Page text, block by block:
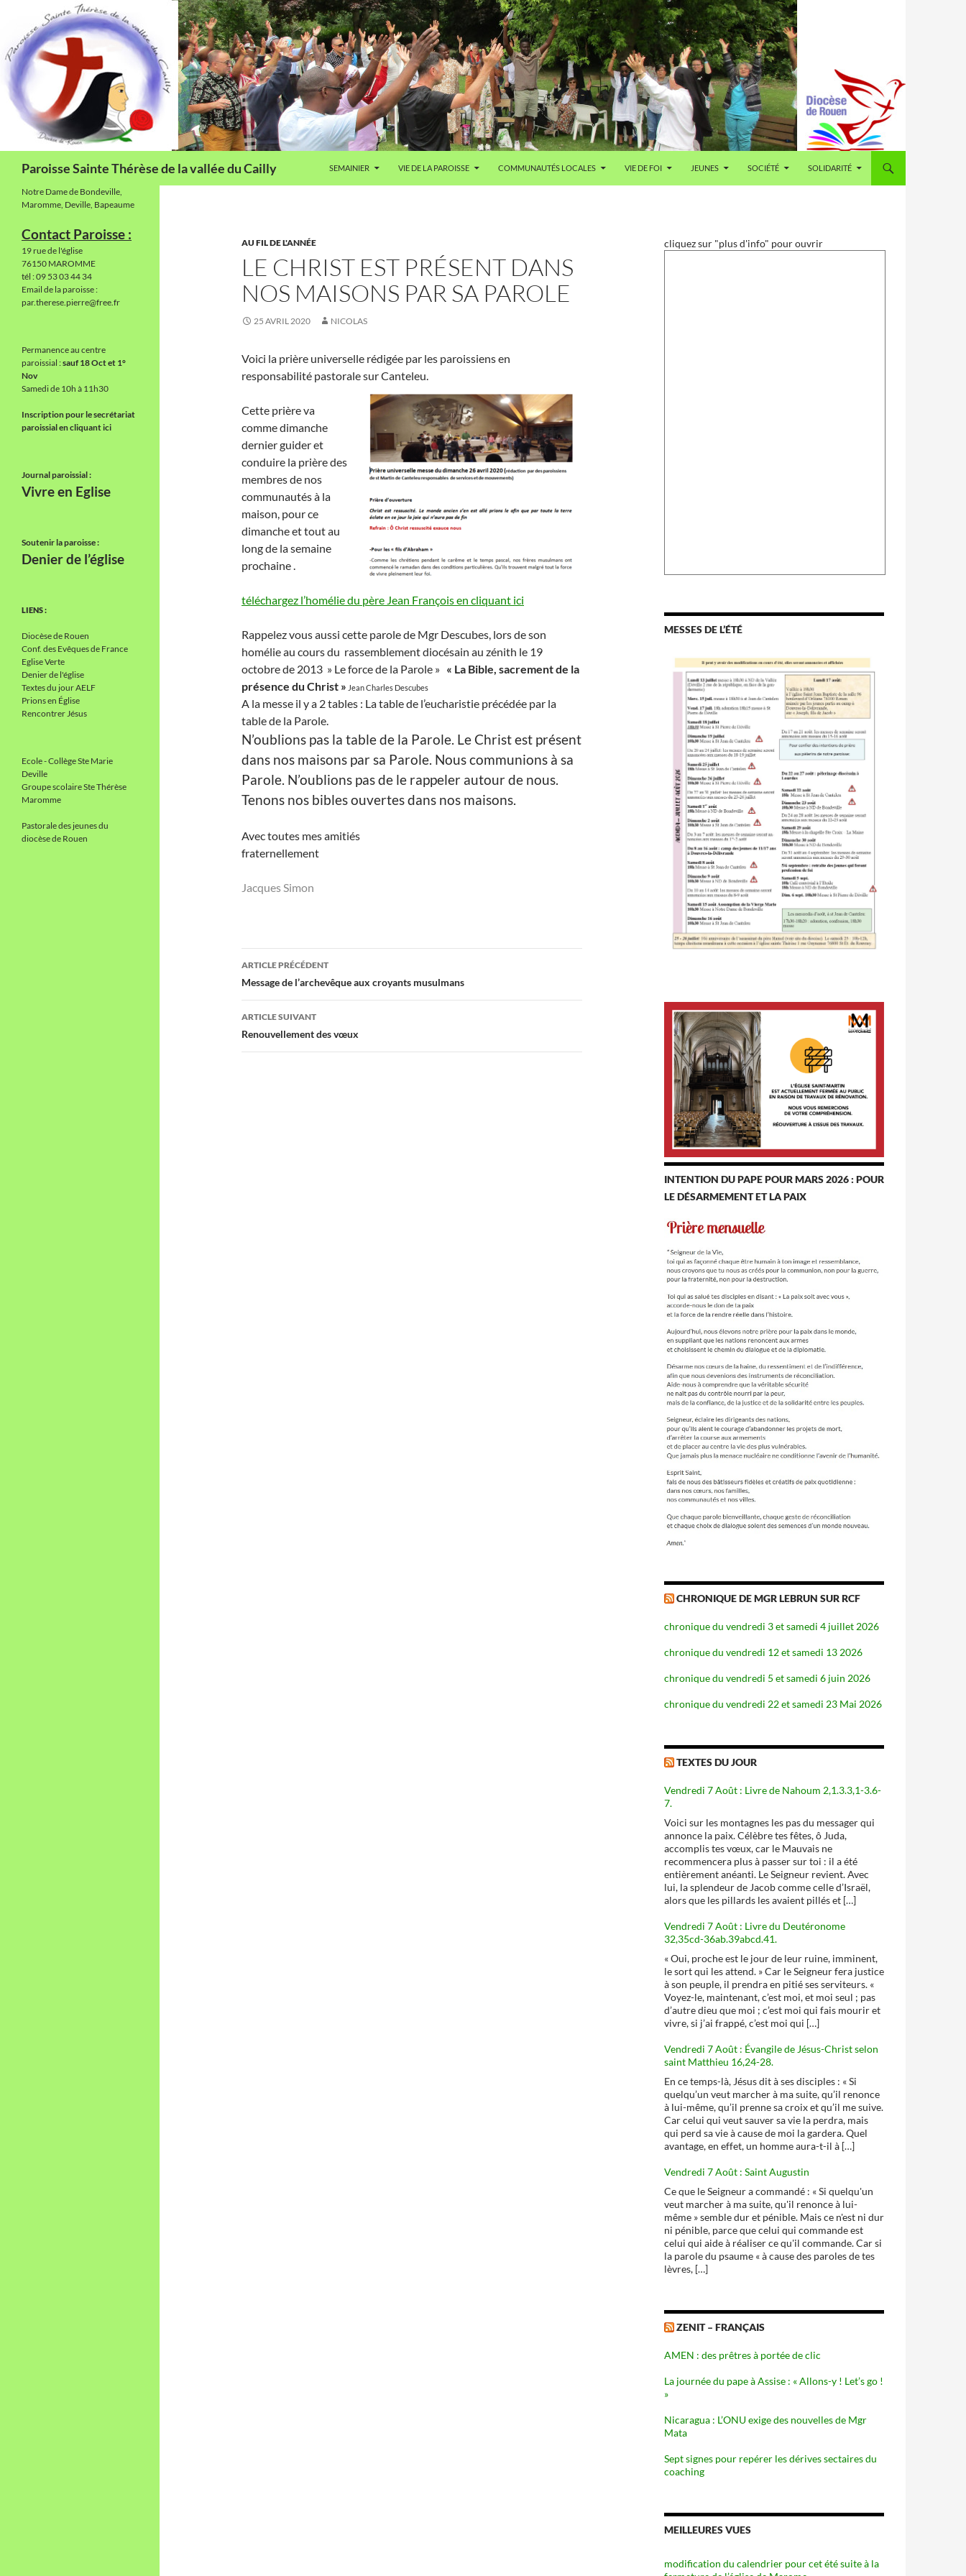
contenu
Paroisse Sainte Thérèse de la vallée du Cailly SEMAINIER VIE DE LA PAROISSE COMMUNAUTÉS LOCALES VIE DE FOI JEUNES SOCIÉTÉ SOLIDARITÉ
AU FIL DE L'ANNÉE
LE CHRIST EST PRÉSENT DANS
NOS MAISONS PAR SA PAROLE
25 AVRIL 2020 NICOLAS
Voici la prière universelle rédigée par les paroissiens en
responsabilité pastorale sur Canteleu.
Cette prière va
comme dimanche
dernier guider et
conduire la prière des
membres de nos
communautés à la
maison, pour ce
dimanche et tout au
long de la semaine
prochaine .
téléchargez l’homélie du père Jean François en cliquant ici
Rappelez vous aussi cette parole de Mgr Descubes, lors de son
homélie au cours du rassemblement diocésain au zénith le 19
octobre de 2013 » Le force de la Parole » « La Bible, sacrement de la
présence du Christ » Jean Charles Descubes
A la messe il y a 2 tables : La table de l’eucharistie précédée par la
table de la Parole.
N’oublions pas la table de la Parole. Le Christ est présent
dans nos maisons par sa Parole. Nous communions à sa
Parole. N’oublions pas de le rappeler autour de nous.
Tenons nos bibles ouvertes dans nos maisons.
Avec toutes mes amitiés
fraternellement
Jacques Simon
Navigation
des
articles
ARTICLE PRÉCÉDENT
Message de l’archevêque aux croyants musulmans
ARTICLE SUIVANT
Renouvellement des vœux
cliquez sur "plus d'info" pour ouvrir
MESSES DE L’ÉTÉ
INTENTION DU PAPE POUR MARS 2026 : POUR
LE DÉSARMEMENT ET LA PAIX
CHRONIQUE DE MGR LEBRUN SUR RCF
chronique du vendredi 3 et samedi 4 juillet 2026
chronique du vendredi 12 et samedi 13 2026
chronique du vendredi 5 et samedi 6 juin 2026
chronique du vendredi 22 et samedi 23 Mai 2026
TEXTES DU JOUR
Vendredi 7 Août : Livre de Nahoum 2,1.3.3,1-3.6-
7.
Voici sur les montagnes les pas du messager qui
annonce la paix. Célèbre tes fêtes, ô Juda,
accomplis tes vœux, car le Mauvais ne
recommencera plus à passer sur toi : il a été
entièrement anéanti. Le Seigneur revient. Avec
lui, la splendeur de Jacob comme celle d’Israël,
alors que les pillards les avaient pillés et […]
Vendredi 7 Août : Livre du Deutéronome
32,35cd-36ab.39abcd.41.
« Oui, proche est le jour de leur ruine, imminent,
le sort qui les attend. » Car le Seigneur fera justice
à son peuple, il prendra en pitié ses serviteurs. «
Voyez-le, maintenant, c’est moi, et moi seul ; pas
d’autre dieu que moi ; c’est moi qui fais mourir et
vivre, si j’ai frappé, c’est moi qui […]
Vendredi 7 Août : Évangile de Jésus-Christ selon
saint Matthieu 16,24-28.
En ce temps-là, Jésus dit à ses disciples : « Si
quelqu’un veut marcher à ma suite, qu’il renonce
à lui-même, qu’il prenne sa croix et qu’il me suive.
Car celui qui veut sauver sa vie la perdra, mais
qui perd sa vie à cause de moi la gardera. Quel
avantage, en effet, un homme aura-t-il à […]
Vendredi 7 Août : Saint Augustin
Ce que le Seigneur a commandé : « Si quelqu'un
veut marcher à ma suite, qu'il renonce à lui-
même » semble dur et pénible. Mais ce n'est ni dur
ni pénible, parce que celui qui commande est
celui qui aide à réaliser ce qu'il commande. Car si
la parole du psaume « à cause des paroles de tes
lèvres, […]
ZENIT – FRANÇAIS
AMEN : des prêtres à portée de clic
La journée du pape à Assise : « Allons-y ! Let’s go !
»
Nicaragua : L’ONU exige des nouvelles de Mgr
Mata
Sept signes pour repérer les dérives sectaires du
coaching
MEILLEURES VUES
modification du calendrier pour cet été suite à la
Notre Dame de Bondeville,
Maromme, Deville, Bapeaume
Contact Paroisse :
19 rue de l'église
76150 MAROMME
tél : 09 53 03 44 34
Email de la paroisse :
par.therese.pierre@free.fr
Permanence au centre
paroissial :sauf 18 Oct et 1°
Nov
Samedi de 10h à 11h30
Inscription pour le secrétariat
paroissial en cliquant ici
Journal paroissial :
Vivre en Eglise
Soutenir la paroisse :
Denier de l’église
LIENS :
Diocèse de Rouen
Conf. des Evêques de France
Eglise Verte
Denier de l'église
Textes du jour AELF
Prions en Église
Rencontrer Jésus
Ecole - Collège Ste Marie
Deville
Groupe scolaire Ste Thérèse
Maromme
Pastorale des jeunes du
diocèse de Rouen